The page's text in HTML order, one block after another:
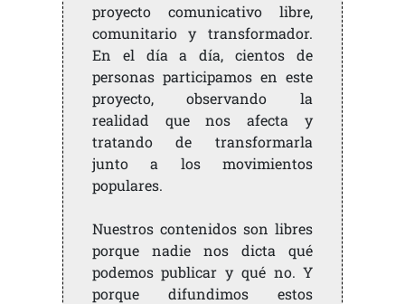
proyecto comunicativo libre,
comunitario y transformador.
En el día a día, cientos de
personas participamos en este
proyecto, observando la
realidad que nos afecta y
tratando de transformarla
junto a los movimientos
populares.
Nuestros contenidos son libres
porque nadie nos dicta qué
podemos publicar y qué no. Y
porque difundimos estos